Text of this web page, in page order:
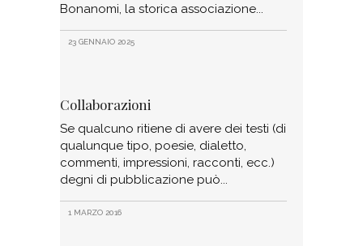
Bonanomi, la storica associazione
23 GENNAIO 2025
Collaborazioni
Se qualcuno ritiene di avere dei testi (di
qualunque tipo, poesie, dialetto,
commenti, impressioni, racconti, ecc.)
degni di pubblicazione può
1 MARZO 2016